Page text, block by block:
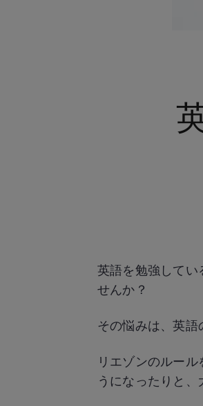
英語を勉強して
せんか？
その悩みは、英語
リエゾンのルー
うになったりと、